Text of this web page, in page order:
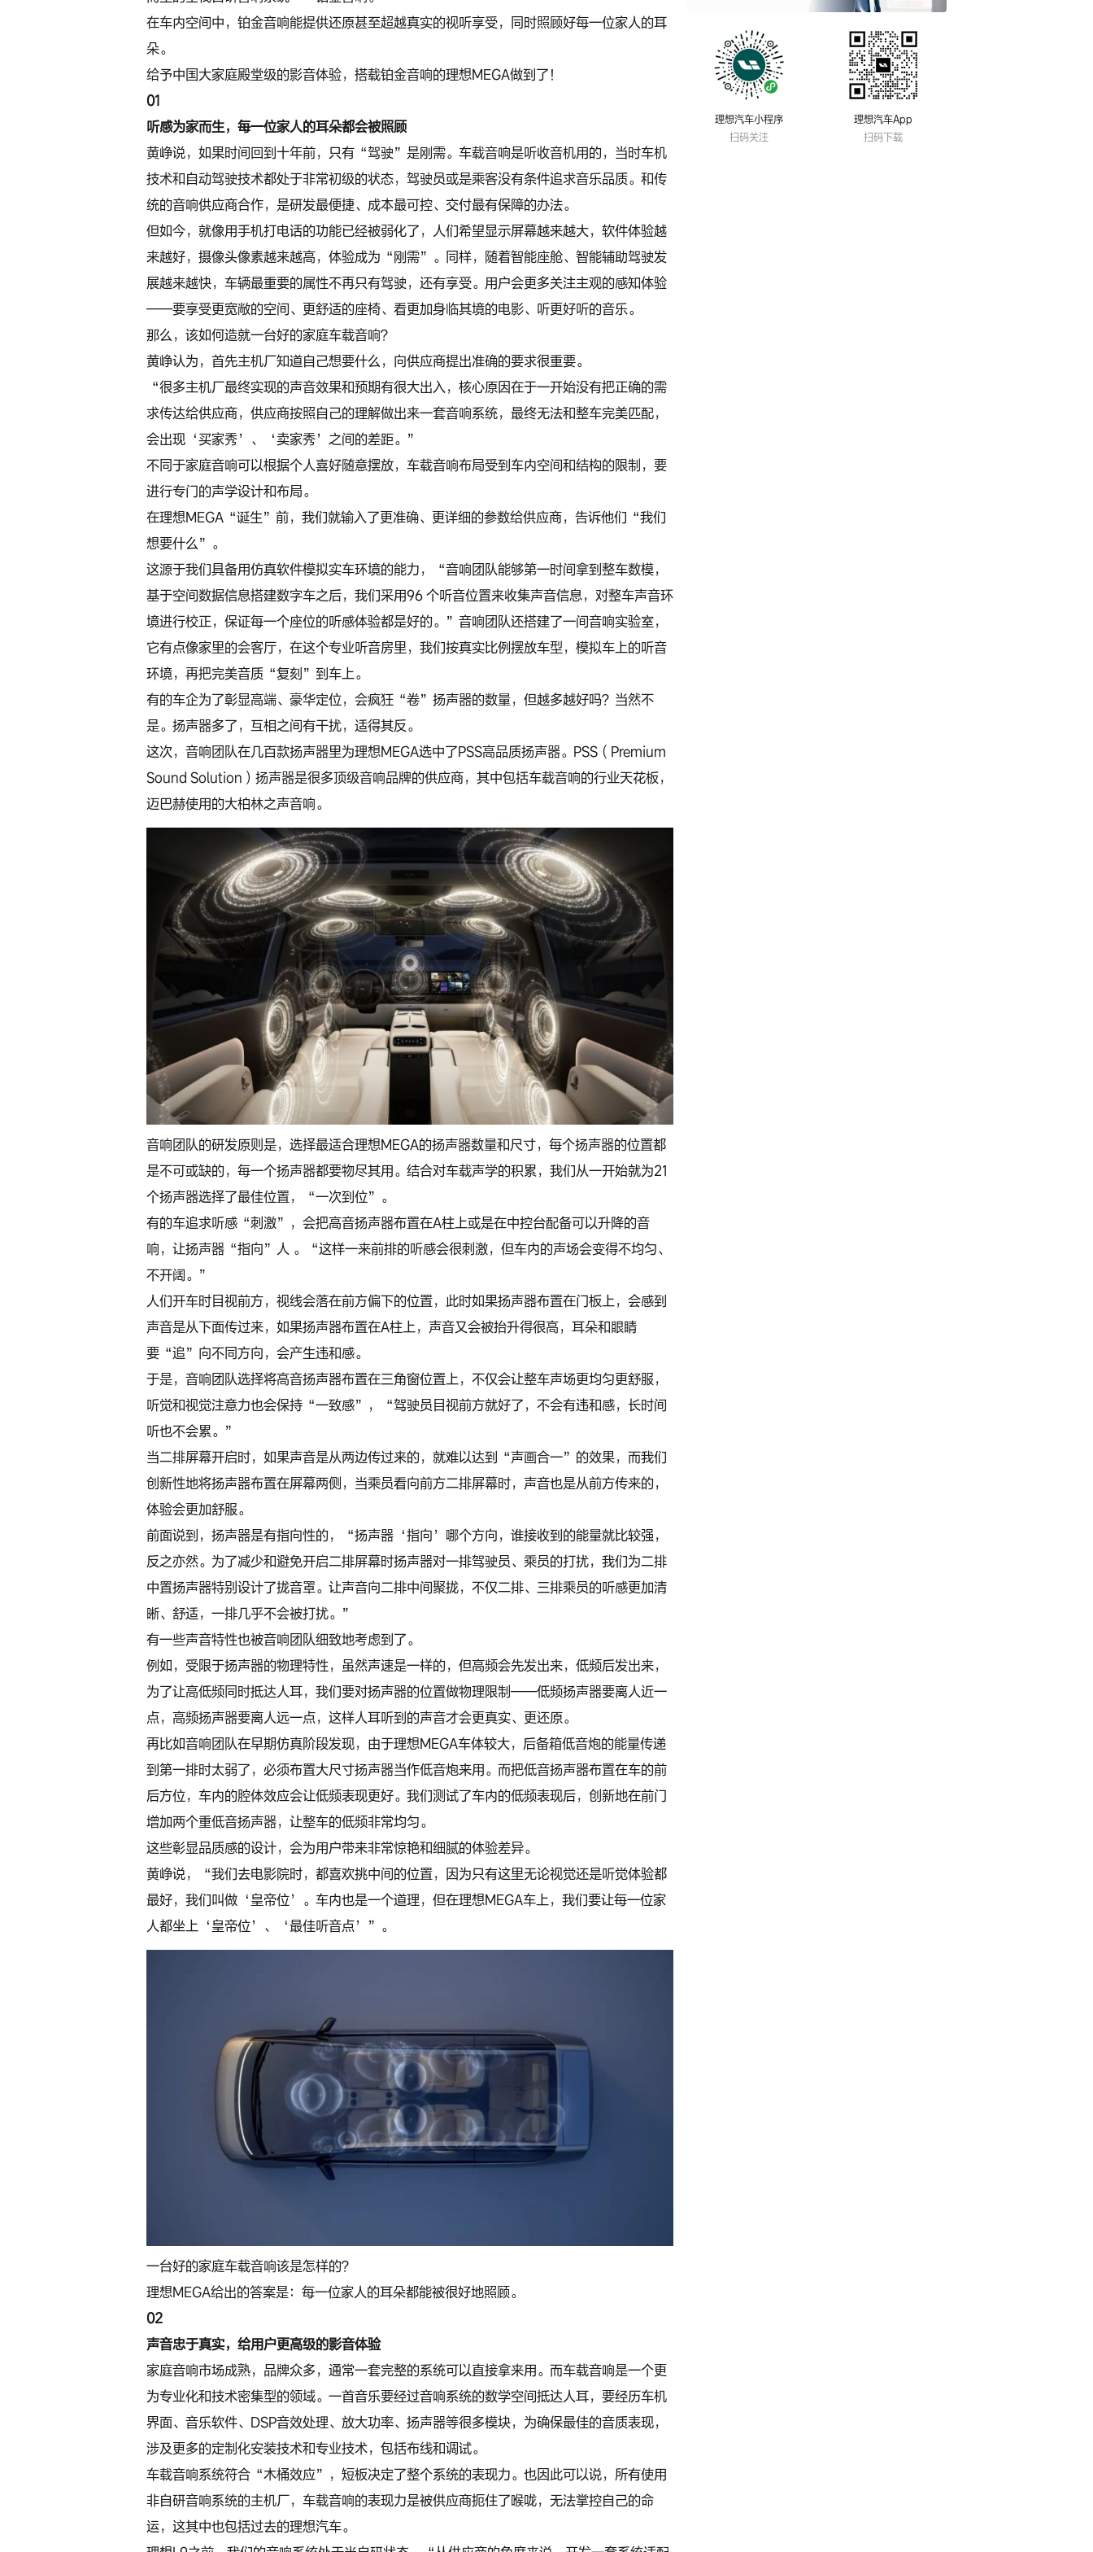
在车内空间中，铂金音响能提供还原甚至超越真实的视听享受，同时照顾好每一位家人的耳
朵。
给予中国大家庭殿堂级的影音体验，搭载铂金音响的理想MEGA做到了！
01
听感为家而生，每一位家人的耳朵都会被照顾
黄峥说，如果时间回到十年前，只有“驾驶”是刚需。车载音响是听收音机用的，当时车机
技术和自动驾驶技术都处于非常初级的状态，驾驶员或是乘客没有条件追求音乐品质。和传
统的音响供应商合作，是研发最便捷、成本最可控、交付最有保障的办法。
但如今，就像用手机打电话的功能已经被弱化了，人们希望显示屏幕越来越大，软件体验越
来越好，摄像头像素越来越高，体验成为“刚需”。同样，随着智能座舱、智能辅助驾驶发
展越来越快，车辆最重要的属性不再只有驾驶，还有享受。用户会更多关注主观的感知体验
——要享受更宽敞的空间、更舒适的座椅、看更加身临其境的电影、听更好听的音乐。
那么，该如何造就一台好的家庭车载音响？
黄峥认为，首先主机厂知道自己想要什么，向供应商提出准确的要求很重要。
“很多主机厂最终实现的声音效果和预期有很大出入，核心原因在于一开始没有把正确的需
求传达给供应商，供应商按照自己的理解做出来一套音响系统，最终无法和整车完美匹配，
会出现‘买家秀’、‘卖家秀’之间的差距。”
不同于家庭音响可以根据个人喜好随意摆放，车载音响布局受到车内空间和结构的限制，要
进行专门的声学设计和布局。
在理想MEGA“诞生”前，我们就输入了更准确、更详细的参数给供应商，告诉他们“我们
想要什么”。
这源于我们具备用仿真软件模拟实车环境的能力，“音响团队能够第一时间拿到整车数模，
基于空间数据信息搭建数字车之后，我们采用96 个听音位置来收集声音信息，对整车声音环
境进行校正，保证每一个座位的听感体验都是好的。”音响团队还搭建了一间音响实验室，
它有点像家里的会客厅，在这个专业听音房里，我们按真实比例摆放车型，模拟车上的听音
环境，再把完美音质“复刻”到车上。
有的车企为了彰显高端、豪华定位，会疯狂“卷”扬声器的数量，但越多越好吗？当然不
是。扬声器多了，互相之间有干扰，适得其反。
这次，音响团队在几百款扬声器里为理想MEGA选中了PSS高品质扬声器。PSS（Premium
Sound Solution）扬声器是很多顶级音响品牌的供应商，其中包括车载音响的行业天花板，
迈巴赫使用的大柏林之声音响。
音响团队的研发原则是，选择最适合理想MEGA的扬声器数量和尺寸，每个扬声器的位置都
是不可或缺的，每一个扬声器都要物尽其用。结合对车载声学的积累，我们从一开始就为21
个扬声器选择了最佳位置，“一次到位”。
有的车追求听感“刺激”，会把高音扬声器布置在A柱上或是在中控台配备可以升降的音
响，让扬声器“指向”人 。“这样一来前排的听感会很刺激，但车内的声场会变得不均匀、
不开阔。”
人们开车时目视前方，视线会落在前方偏下的位置，此时如果扬声器布置在门板上，会感到
声音是从下面传过来，如果扬声器布置在A柱上，声音又会被抬升得很高，耳朵和眼睛
要“追”向不同方向，会产生违和感。
于是，音响团队选择将高音扬声器布置在三角窗位置上，不仅会让整车声场更均匀更舒服，
听觉和视觉注意力也会保持“一致感”，“驾驶员目视前方就好了，不会有违和感，长时间
听也不会累。”
当二排屏幕开启时，如果声音是从两边传过来的，就难以达到“声画合一”的效果，而我们
创新性地将扬声器布置在屏幕两侧，当乘员看向前方二排屏幕时，声音也是从前方传来的，
体验会更加舒服。
前面说到，扬声器是有指向性的，“扬声器‘指向’哪个方向，谁接收到的能量就比较强，
反之亦然。为了减少和避免开启二排屏幕时扬声器对一排驾驶员、乘员的打扰，我们为二排
中置扬声器特别设计了拢音罩。让声音向二排中间聚拢，不仅二排、三排乘员的听感更加清
晰、舒适，一排几乎不会被打扰。”
有一些声音特性也被音响团队细致地考虑到了。
例如，受限于扬声器的物理特性，虽然声速是一样的，但高频会先发出来，低频后发出来，
为了让高低频同时抵达人耳，我们要对扬声器的位置做物理限制——低频扬声器要离人近一
点，高频扬声器要离人远一点，这样人耳听到的声音才会更真实、更还原。
再比如音响团队在早期仿真阶段发现，由于理想MEGA车体较大，后备箱低音炮的能量传递
到第一排时太弱了，必须布置大尺寸扬声器当作低音炮来用。而把低音扬声器布置在车的前
后方位，车内的腔体效应会让低频表现更好。我们测试了车内的低频表现后，创新地在前门
增加两个重低音扬声器，让整车的低频非常均匀。
这些彰显品质感的设计，会为用户带来非常惊艳和细腻的体验差异。
黄峥说，“我们去电影院时，都喜欢挑中间的位置，因为只有这里无论视觉还是听觉体验都
最好，我们叫做‘皇帝位’。车内也是一个道理，但在理想MEGA车上，我们要让每一位家
人都坐上‘皇帝位’、‘最佳听音点’”。
一台好的家庭车载音响该是怎样的？
理想MEGA给出的答案是：每一位家人的耳朵都能被很好地照顾。
02
声音忠于真实，给用户更高级的影音体验
家庭音响市场成熟，品牌众多，通常一套完整的系统可以直接拿来用。而车载音响是一个更
为专业化和技术密集型的领域。一首音乐要经过音响系统的数学空间抵达人耳，要经历车机
界面、音乐软件、DSP音效处理、放大功率、扬声器等很多模块，为确保最佳的音质表现，
涉及更多的定制化安装技术和专业技术，包括布线和调试。
车载音响系统符合“木桶效应”，短板决定了整个系统的表现力。也因此可以说，所有使用
非自研音响系统的主机厂，车载音响的表现力是被供应商扼住了喉咙，无法掌控自己的命
运，这其中也包括过去的理想汽车。
理想汽车小程序
扫码关注
理想汽车App
扫码下载